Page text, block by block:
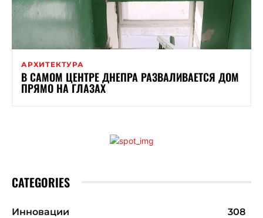
АРХИТЕКТУРА
В САМОМ ЦЕНТРЕ ДНЕПРА РАЗВАЛИВАЕТСЯ ДОМ
ПРЯМО НА ГЛАЗАХ
CATEGORIES
Инновации
308